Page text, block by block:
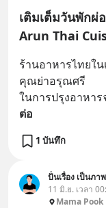
เติมเต็มวันพัก
Arun Thai
ร้านอาหารไทยใ
คุณย่าอรุณศรี
ในการปรุงอาหา
ต่อ
1 บันทึก
ปั่นเรื่อง เป็นภาพ
11 มิ.ย. เวลา